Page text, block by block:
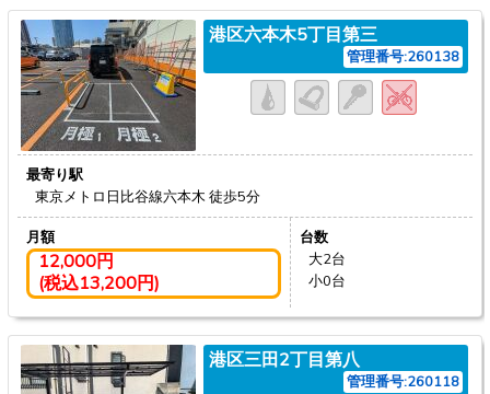
港区六本木5丁目第三
管理番号:260138
最寄り駅
東京メトロ日比谷線六本木 徒歩5分
月額
12,000円
(税込13,200円)
台数
大2台
小0台
港区三田2丁目第八
管理番号:260118